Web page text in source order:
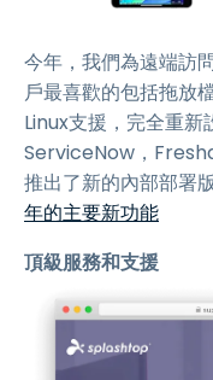
今年，我們為遠端訪
戶最喜歡的包括拖放
Linux支援，完全重
ServiceNow，
推出了新的內部部署
年的主要新功能
頂級服務和支援